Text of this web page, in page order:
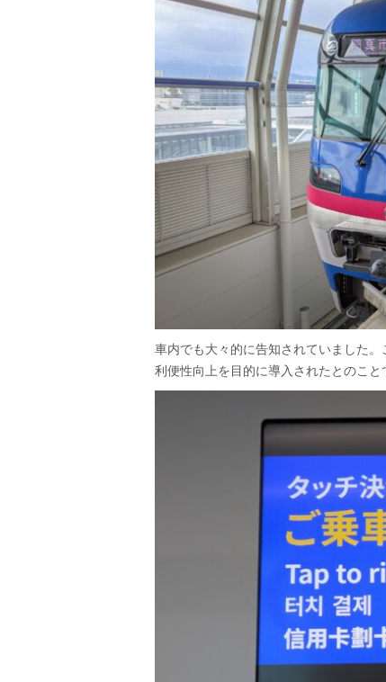
車内でも大々的に告知されていました
利便性向上を目的に導入されたとのこと